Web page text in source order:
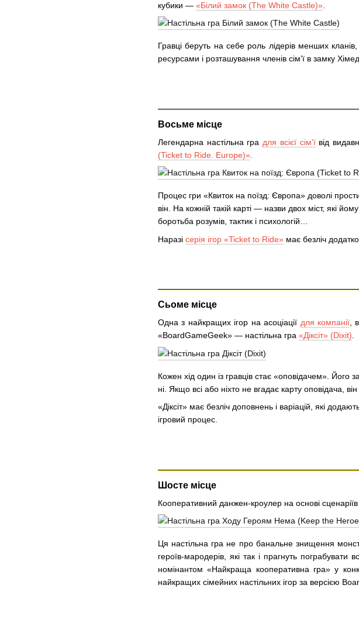
кубики — «Білий замок (The White Castle)»
Гравці беруть на себе роль лідерів менших
ресурсами і розташування членів сім’ї в замку
Восьме місце
Легендарна настільна гра для всієї сім’ївід
(Ticket to Ride. Europe)»
Процес гри «Квиток на поїзд: Європа» доволі
він. На кожній такій карті — назви двох міст, які
боротьба розумів, тактик і психологій…
Наразі серія ігор «Ticket to Ride» має безліч
Сьоме місце
Одна з найкращих ігор на асоціації для компанії,
«BoardGameGeek» — настільна гра «Діксіт» (Dixit).
Кожен хід один із гравців стає «оповідачем». Його
ні. Якщо всі або ніхто не вгадає карту оповідача,
«Діксіт» має безліч доповнень і варіацій, які
ігровий процес.
Шосте місце
Кооперативний данжен-кроулер на основі сценаріїв
Ця настільна гра не про банальне знищення
героїв-мародерів, які так і прагнуть
номінантом «Найкраща кооперативна гра» у
найкращих сімейних настільних ігор за версією